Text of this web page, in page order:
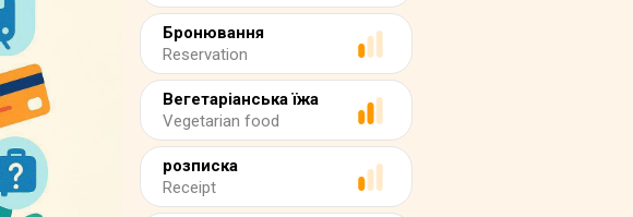
Бронювання
Reservation
Вегетаріанська їжа
Vegetarian food
розписка
Receipt